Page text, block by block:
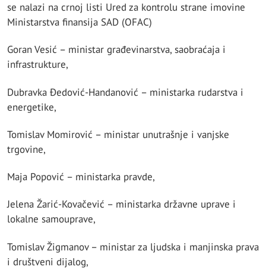
se nalazi na crnoj listi Ured za kontrolu strane imovine
Ministarstva finansija SAD (OFAC)
Goran Vesić – ministar građevinarstva, saobraćaja i
infrastrukture,
Dubravka Đedović-Handanović – ministarka rudarstva i
energetike,
Tomislav Momirović – ministar unutrašnje i vanjske
trgovine,
Maja Popović – ministarka pravde,
Jelena Žarić-Kovačević – ministarka državne uprave i
lokalne samouprave,
Tomislav Žigmanov – ministar za ljudska i manjinska prava
i društveni dijalog,